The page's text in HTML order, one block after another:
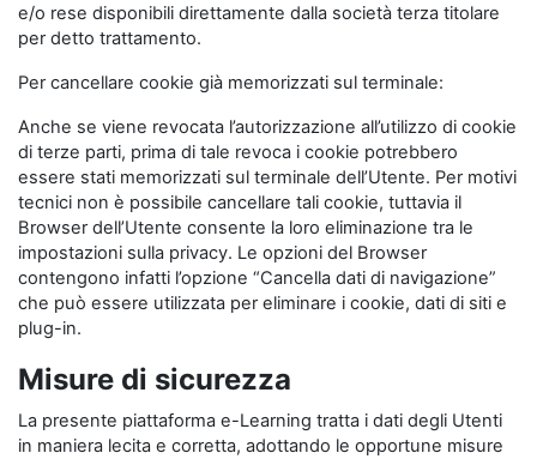
e/o rese disponibili direttamente dalla società terza titolare
per detto trattamento.
Per cancellare cookie già memorizzati sul terminale:
Anche se viene revocata l’autorizzazione all’utilizzo di cookie
di terze parti, prima di tale revoca i cookie potrebbero
essere stati memorizzati sul terminale dell’Utente. Per motivi
tecnici non è possibile cancellare tali cookie, tuttavia il
Browser dell’Utente consente la loro eliminazione tra le
impostazioni sulla privacy. Le opzioni del Browser
contengono infatti l’opzione “Cancella dati di navigazione”
che può essere utilizzata per eliminare i cookie, dati di siti e
plug-in.
Misure di sicurezza
La presente piattaforma e-Learning tratta i dati degli Utenti
in maniera lecita e corretta, adottando le opportune misure